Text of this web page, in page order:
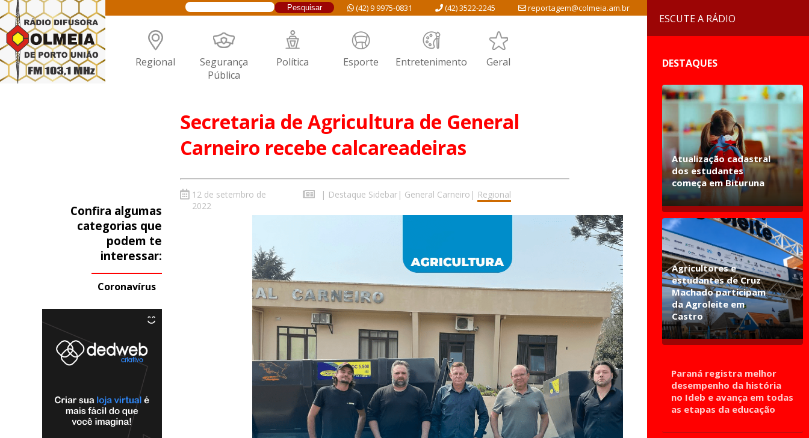
reportagem@colmeia.am.br
(42) 3522-2245
(42) 9 9975-0831
Regional Segurança
Pública
Política Esporte Entretenimento Geral
Secretaria de Agricultura de General
Carneiro recebe calcareadeiras
Confira algumas
categorias que
podem te
interessar:
Coronavírus
12 de setembro de
2022
| Destaque Sidebar| General Carneiro | Regional
ESCUTE A RÁDIO
DESTAQUES
Atualização cadastral
dos estudantes
começa em Bituruna
Agricultores e
estudantes de Cruz
Machado participam
da Agroleite em
Castro
Paraná registra melhor
desempenho da história
no Ideb e avança em todas
as etapas da educação